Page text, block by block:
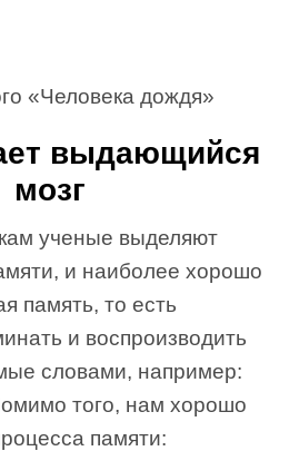
«Человека дождя»
выдающийся
мозг
ученые выделяют
и наиболее хорошо
память, то есть
и воспроизводить
словами, например:
того, нам хорошо
памяти: